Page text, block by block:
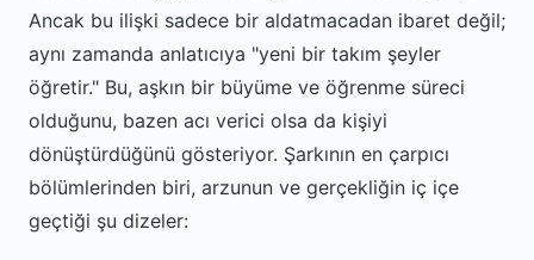
Ancak bu ilişki sadece bir aldatmacadan ibaret değil;
aynı zamanda anlatıcıya "yeni bir takım şeyler
öğretir." Bu, aşkın bir büyüme ve öğrenme süreci
olduğunu, bazen acı verici olsa da kişiyi
dönüştürdüğünü gösteriyor. Şarkının en çarpıcı
bölümlerinden biri, arzunun ve gerçekliğin iç içe
geçtiği şu dizeler: